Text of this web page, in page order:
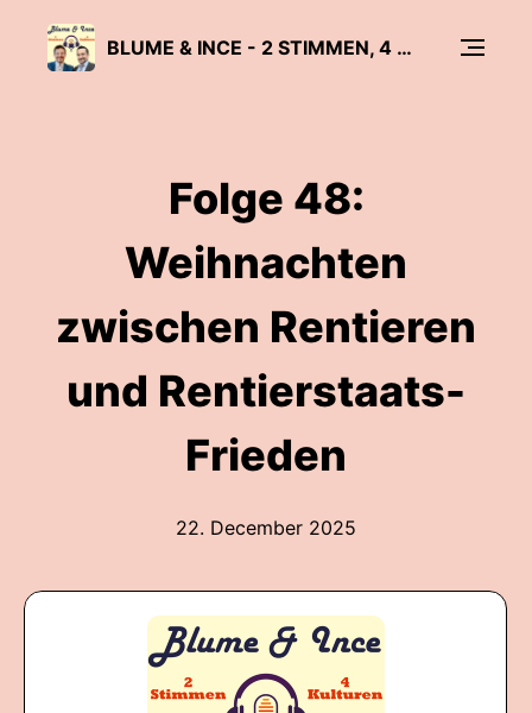
BLUME & INCE - 2 STIMMEN, 4 KULTUREN
Folge 48:
Weihnachten
zwischen Rentieren
und Rentierstaats-
Frieden
22. December 2025